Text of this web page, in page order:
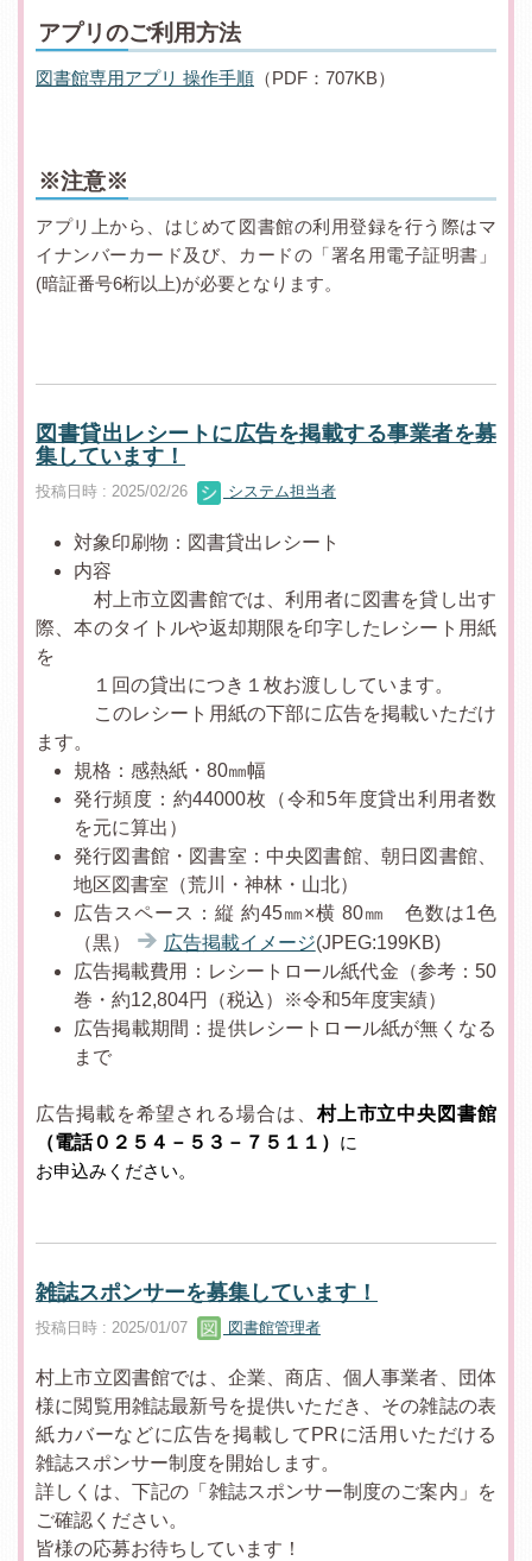
アプリのご利用方法
図書館専用アプリ 操作手順 （PDF：707KB）
※注意※
アプリ上から、はじめて図書館の利用登録を行う際はマ
イナンバーカード及び、カードの「署名用電子証明書」
(暗証番号6桁以上)が必要となります。
図書貸出レシートに広告を掲載する事業者を募
集しています！
投稿日時 : 2025/02/26 システム担当者
対象印刷物：図書貸出レシート
内容
村上市立図書館では、利用者に図書を貸し出す
際、本のタイトルや返却期限を印字したレシート用紙
を
１回の貸出につき１枚お渡ししています。
このレシート用紙の下部に広告を掲載いただけ
ます。
規格：感熱紙・80㎜幅
発行頻度：約44000枚（令和5年度貸出利用者数
を元に算出）
発行図書館・図書室：中央図書館、朝日図書館、
地区図書室（荒川・神林・山北）
広告スペース：縦 約45㎜×横 80㎜ 色数は1色
（黒）
広告掲載イメージ(JPEG:199KB)
広告掲載費用：レシートロール紙代金（参考：50
巻・約12,804円（税込）※令和5年度実績）
広告掲載期間：提供レシートロール紙が無くなる
まで
広告掲載を希望される場合は、村上市立中央図書館
（電話０２５４－５３－７５１１） に
お申込みください。
雑誌スポンサーを募集しています！
投稿日時 : 2025/01/07 図書館管理者
村上市立図書館では、企業、商店、個人事業者、団体
様に閲覧用雑誌最新号を提供いただき、その雑誌の表
紙カバーなどに広告を掲載してPRに活用いただける
雑誌スポンサー制度を開始します。
詳しくは、下記の「雑誌スポンサー制度のご案内」を
ご確認ください。
皆様の応募お待ちしています！